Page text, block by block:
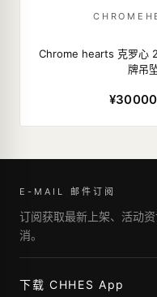
Chrome hearts 克罗心
牌吊
E-MAIL 邮件订阅
订阅获取最新上架、活动
消。
下载 CHHES App